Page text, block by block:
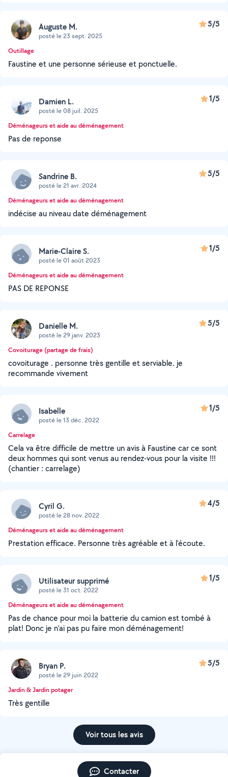
Auguste M.
posté le 23 sept. 2025
5/5
Outillage
Faustine et une personne sérieuse et ponctuelle.
Damien L.
posté le 08 juil. 2025
1/5
Déménageurs et aide au déménagement
Pas de reponse
Sandrine B.
posté le 21 avr. 2024
5/5
Déménageurs et aide au déménagement
indécise au niveau date déménagement
Marie-Claire S.
posté le 01 août 2023
1/5
Déménageurs et aide au déménagement
PAS DE REPONSE
Danielle M.
posté le 29 janv. 2023
5/5
Covoiturage (partage de frais)
covoiturage . personne très gentille et serviable. je
recommande vivement
Isabelle
posté le 13 déc. 2022
1/5
Carrelage
Cela va être difficile de mettre un avis à Faustine car ce sont
deux hommes qui sont venus au rendez-vous pour la visite !!!
(chantier : carrelage)
Cyril G.
posté le 28 nov. 2022
4/5
Déménageurs et aide au déménagement
Prestation efficace. Personne très agréable et à l'écoute.
Utilisateur supprimé
posté le 31 oct. 2022
1/5
Déménageurs et aide au déménagement
Pas de chance pour moi la batterie du camion est tombé à
plat! Donc je n'ai pas pu faire mon déménagement!
Bryan P.
posté le 29 juin 2022
5/5
Jardin & Jardin potager
Très gentille
Voir tous les avis
Contacter